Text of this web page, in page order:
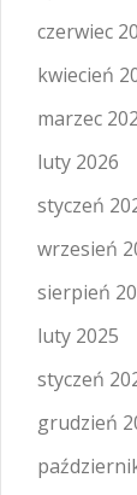
czerwiec
kwiecień
marzec
luty 2026
styczeń
wrzesień
sierpień
luty 2025
styczeń
grudzień